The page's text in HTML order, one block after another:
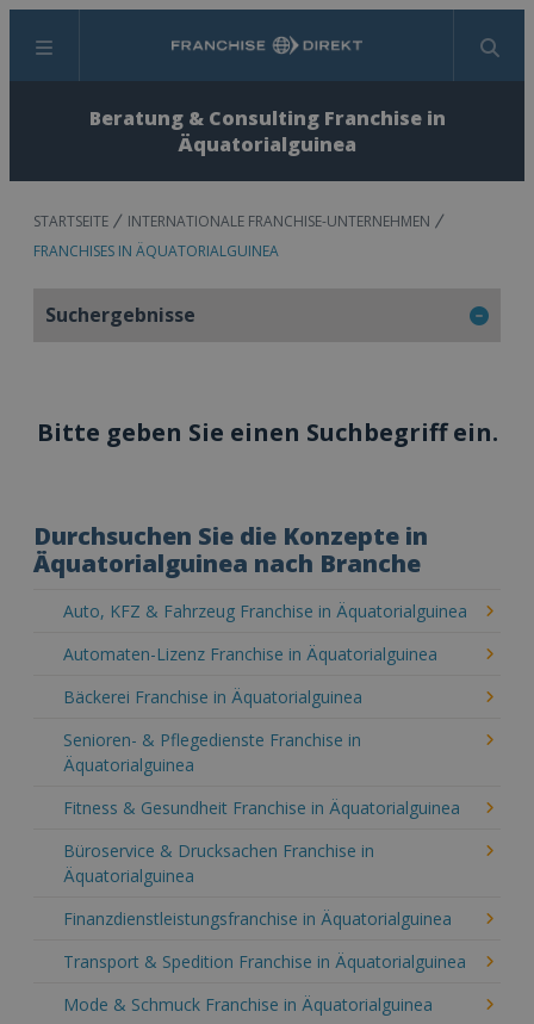
Menü Suchen
Beratung & Consulting Franchise in
Äquatorialguinea
STARTSEITE
INTERNATIONALE FRANCHISE-UNTERNEHMEN
FRANCHISES IN ÄQUATORIALGUINEA
Suchergebnisse
Bitte geben Sie einen Suchbegriff ein.
Durchsuchen Sie die Konzepte in
Äquatorialguinea nach Branche
Auto, KFZ & Fahrzeug Franchise in Äquatorialguinea
Automaten-Lizenz Franchise in Äquatorialguinea
Bäckerei Franchise in Äquatorialguinea
Senioren- & Pflegedienste Franchise in
Äquatorialguinea
Fitness & Gesundheit Franchise in Äquatorialguinea
Büroservice & Drucksachen Franchise in
Äquatorialguinea
Finanzdienstleistungsfranchise in Äquatorialguinea
Transport & Spedition Franchise in Äquatorialguinea
Mode & Schmuck Franchise in Äquatorialguinea